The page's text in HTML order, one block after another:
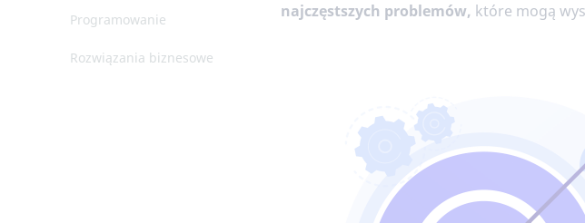
Programowanie
Rozwiązania biznesowe
najczęstszych problemów, które mogą